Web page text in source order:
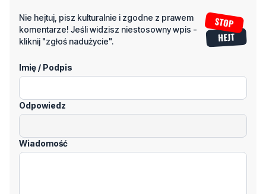
Nie hejtuj, pisz kulturalnie i zgodne z prawem
komentarze! Jeśli widzisz niestosowny wpis -
kliknij "zgłoś nadużycie".
Imię / Podpis
Odpowiedz
Wiadomość